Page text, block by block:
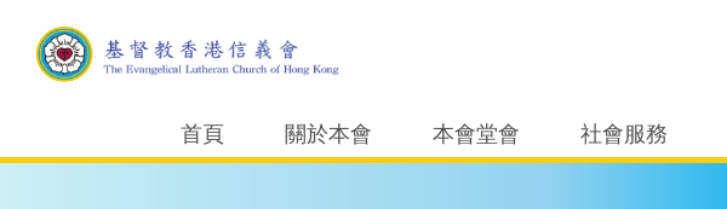
首頁 關於本會 本會堂會 社會服務